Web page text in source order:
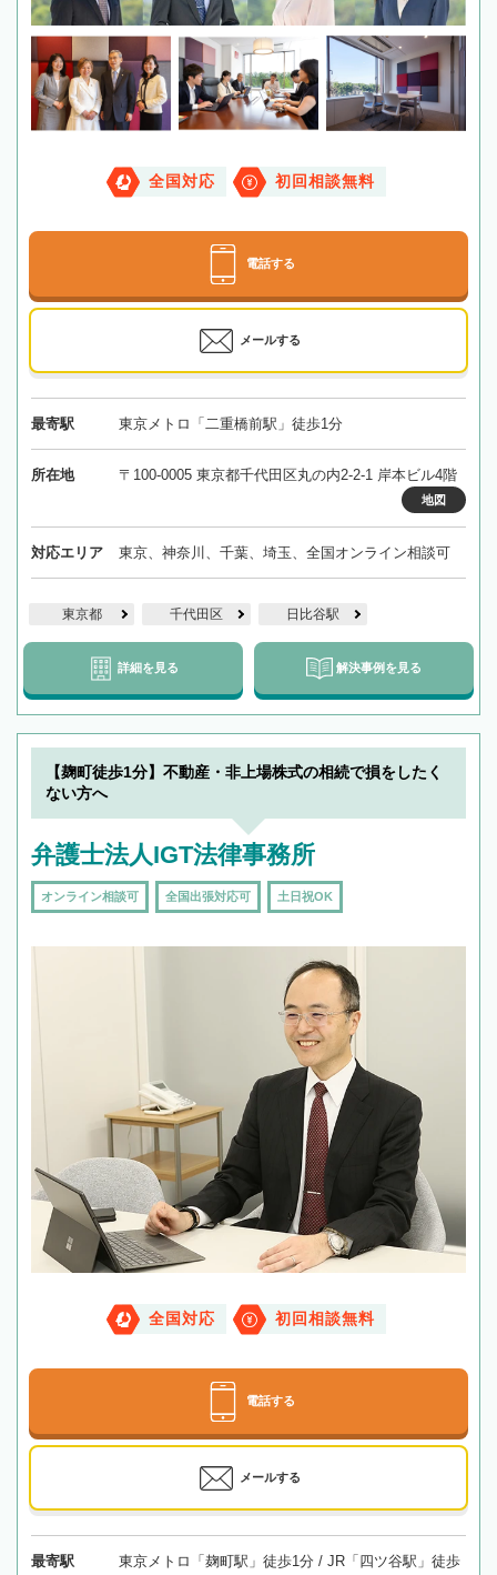
全国対応 初回相談無料
電話する
メールする
最寄駅 東京メトロ「二重橋前駅」徒歩1分
所在地 〒100-0005 東京都千代田区丸の内2-2-1 岸本ビル4階
地図
対応エリア 東京、神奈川、千葉、埼玉、全国オンライン相談可
東京都 千代田区 日比谷駅
詳細を見る 解決事例を見る
【麹町徒歩1分】不動産・非上場株式の相続で損をしたく
ない方へ
弁護士法人IGT法律事務所
オンライン相談可 全国出張対応可 土日祝OK
全国対応 初回相談無料
電話する
メールする
最寄駅
東京メトロ「麹町駅」徒歩1分 / JR「四ツ谷駅」徒歩